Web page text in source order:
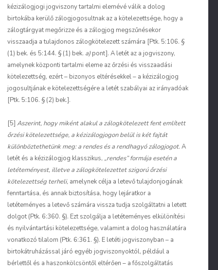
kézizálogjogi jogviszony tartalmi elemévé válik a dolog
birtokába kerülő zálogjogosultnak az a kötelezettsége, hogy a
zálogtárgyat megőrizze és a zálogjog megszűnésekor
visszaadja a tulajdonos zálogkötelezett számára [Ptk. 5:106. §
(1) bek. és 5:144. § (1) bek. a) pont]. A letét az a jogviszony,
amelynek központi tartalmi eleme az őrzési és visszaadási
kötelezettség, ezért – bizonyos eltérésekkel – a kézizálogjog
jogosultjának e kötelezettségére a letét szabályai az irányadóak
[Ptk. 5:106. § (2) bek.].
[5] Aszerint, hogy miként alakul a zálogkötelezett fent említett
őrzési kötelezettsége, a kézizálogjogon belül is két fajtát
különböztethetünk meg: a rendes és a rendhagyó zálogjogot.A
letét és a kézizálogjog klasszikus, „rendes” formája esetén a
letéteményest, illetve a zálogkötelezettet szigorú őrzési
kötelezettség terheli, amelynek célja a letevő tulajdonjogának
fenntartása, és annak biztosítása, hogy lejáratkor a
letéteményes a letevő számára vissza tudja szolgáltatni a letett
dolgot (Ptk. 6:360. §). Ezt szolgálja a letéteményes elkülönítési
és nyilvántartási kötelezettsége, valamint a dolog használatára
vonatkozó tilalom (Ptk. 6:361. §). E letéti jogviszonyban – a
birtokátruházással járó egyéb jogviszonyoktól, például a
bérlettől és a haszonkölcsöntől eltérően – a főszolgáltatás